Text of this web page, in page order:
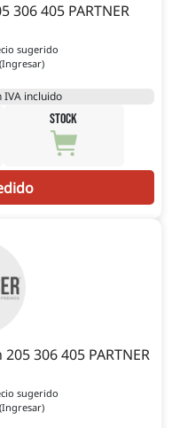
306 405 PARTNER
sugerido
(Ingresar)
IVA incluido
STOCK
306 405 PARTNER
sugerido
(Ingresar)